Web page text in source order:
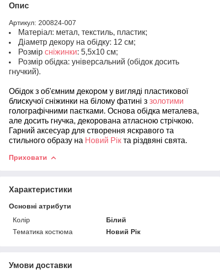
Опис
Артикул: 200824-007
Матеріал: метал, текстиль, пластик;
Діаметр декору на обідку: 12 см;
Розмір сніжинки: 5,5х10 см;
Розмір обідка: універсальний (обідок досить
гнучкий).
Обідок з об'ємним декором у вигляді пластикової
блискучої сніжинки на білому фатині з золотими
голографічними паєтками. Основа обідка металева,
але досить гнучка, декорована атласною стрічкою.
Гарний аксесуар для створення яскравого та
стильного образу на Новий Рік та різдвяні свята.
Приховати
Характеристики
Основні атрибути
Колір
Білий
Тематика костюма
Новий Рік
Умови доставки